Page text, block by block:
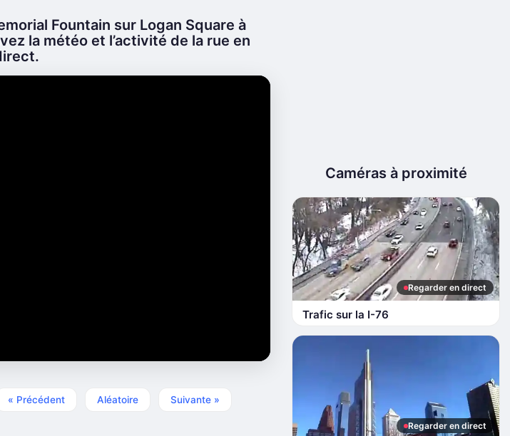
Fountain sur Logan Square à
la météo et l’activité de la rue en
« Précédent Aléatoire Suivante »
Caméras à proximité
Regarder en direct
Trafic sur la I-76
Regarder en direct